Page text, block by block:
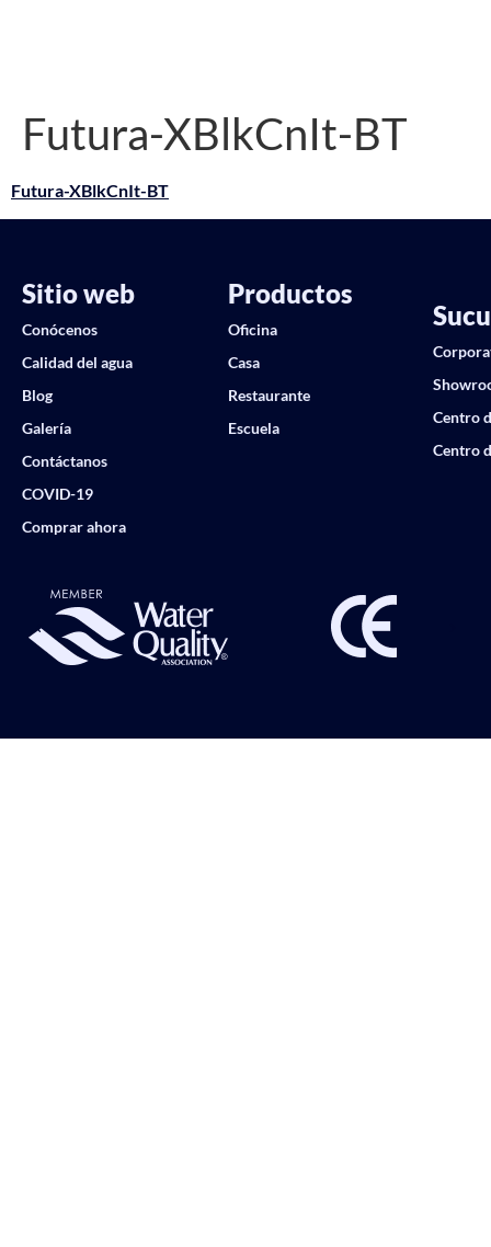
Futura-XBlkCnIt-BT
Futura-XBlkCnIt-BT
Sitio web
Conócenos
Calidad del agua
Blog
Galería
Contáctanos
COVID-19
Comprar ahora
Productos
Oficina
Casa
Restaurante
Escuela
Centro
Centro